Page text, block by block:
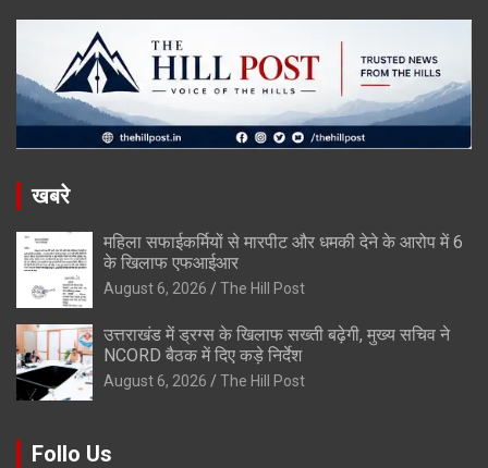
खबरे
महिला सफाईकर्मियों से मारपीट और धमकी देने के आरोप में 6
के खिलाफ एफआईआर
August 6, 2026 The Hill Post
उत्तराखंड में ड्रग्स के खिलाफ सख्ती बढ़ेगी, मुख्य सचिव ने
NCORD बैठक में दिए कड़े निर्देश
August 6, 2026 The Hill Post
Follo Us